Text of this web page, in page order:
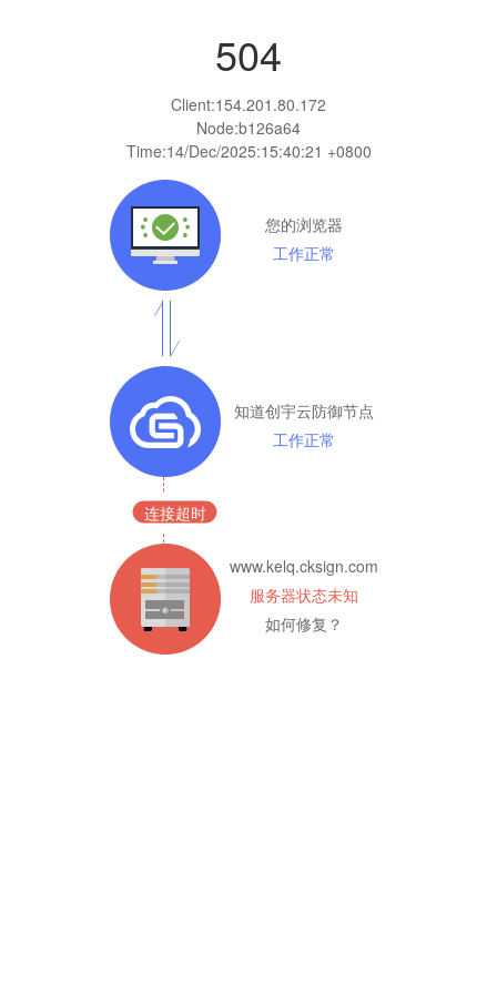
504
Client:154.201.80.172
Node:b126a64
Time:14/Dec/2025:15:40:21 +0800
您的浏览器
工作正常
知道创宇云防御节点
工作正常
连接超时
www.kelq.cksign.com
服务器状态未知
如何修复？